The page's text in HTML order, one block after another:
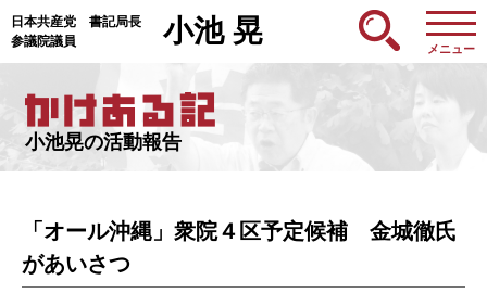
日本共産党 書記局長
参議院議員
小池 晃
メニュー
小池晃の活動報告
「オール沖縄」衆院４区予定候補 金城徹氏
があいさつ